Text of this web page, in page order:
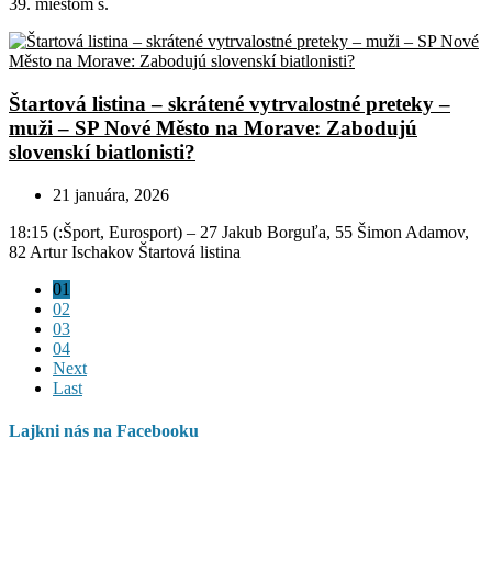
39. miestom s.
Štartová listina – skrátené vytrvalostné preteky –
muži – SP Nové Město na Morave: Zabodujú
slovenskí biatlonisti?
21 januára, 2026
18:15 (:Šport, Eurosport) – 27 Jakub Borguľa, 55 Šimon Adamov,
82 Artur Ischakov Štartová listina
01
02
03
04
Next
Last
Lajkni nás na Facebooku